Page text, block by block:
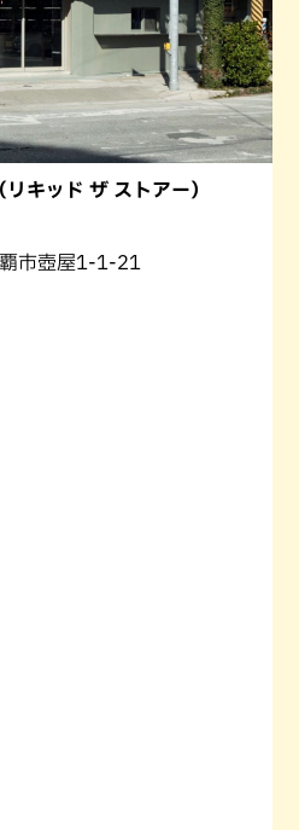
キッド ザ ストアー）
市壺屋1-1-21